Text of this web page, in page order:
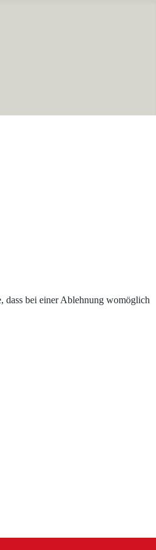
dass bei einer Ablehnung womöglich